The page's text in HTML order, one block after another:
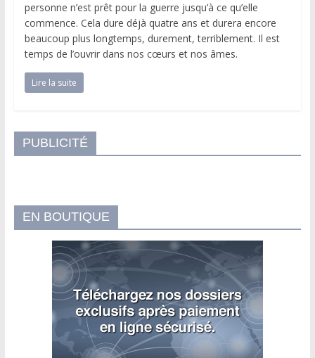
personne n’est prêt pour la guerre jusqu’à ce qu’elle
commence. Cela dure déjà quatre ans et durera encore
beaucoup plus longtemps, durement, terriblement. Il est
temps de l’ouvrir dans nos cœurs et nos âmes.
Lire la suite
PUBLICITÉ
EN BOUTIQUE